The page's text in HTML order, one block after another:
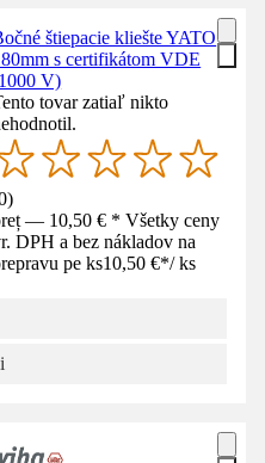
štiepacie kliešte YATO
s certifikátom VDE
V)
tovar zatiaľ nikto
)
— 10,50 € * Všetky ceny
DPH a bez nákladov na
pe ks10,50 €*/ ks